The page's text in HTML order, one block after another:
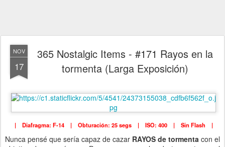
NOV
17
365 Nostalgic Items - #171 Rayos en la
tormenta (Larga Exposición)
| Diafragma: F-14 | Obturación: 25 segs | ISO: 400 | Sin Flash |
Nunca pensé que sería capaz de cazar RAYOS de tormenta con el